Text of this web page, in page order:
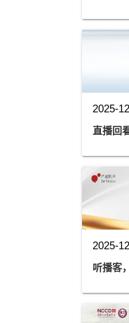
2025-
直播回
2025-
听播客